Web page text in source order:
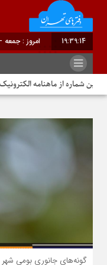
19:39:17 امروز : جمعه - ۱۶ مرداد - ۱۴۰۵
ماهنامه الکترونیک تهران‌شهر
گونه‌های جانوری بومی شهر
گونه‌های جانوری بومی شهر